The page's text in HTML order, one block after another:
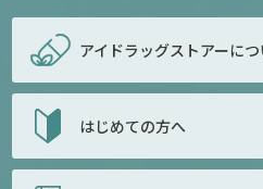
アイドラッグストアーに
はじめての方へ